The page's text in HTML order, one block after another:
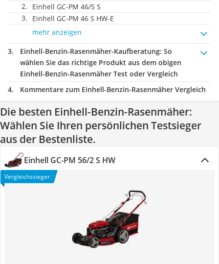
Einhell GC-PM 46/5 S
Einhell GC-PM 46 S HW-E
mehr anzeigen
Einhell-Benzin-Rasenmäher-Kaufberatung: So
wählen Sie das richtige Produkt aus dem obigen
Einhell-Benzin-Rasenmäher Test oder Vergleich
Kommentare zum Einhell-Benzin-Rasenmäher Vergleich
Die besten Einhell-Benzin-Rasenmäher:
Wählen Sie Ihren persönlichen Testsieger
aus der Bestenliste.
Einhell GC-PM 56/2 S HW
Vergleichssieger